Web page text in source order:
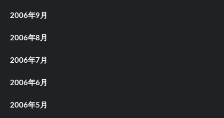
2006年9月
2006年8月
2006年7月
2006年6月
2006年5月